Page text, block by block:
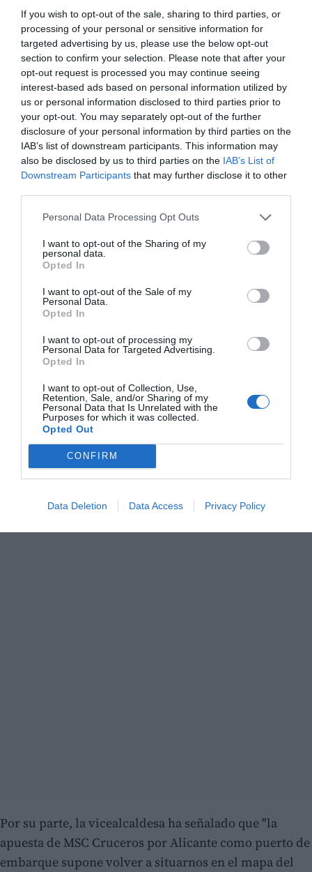
If you wish to opt-out of the sale, sharing to third parties, or
processing of your personal or sensitive information for
targeted advertising by us, please use the below opt-out
section to confirm your selection. Please note that after your
opt-out request is processed you may continue seeing
interest-based ads based on personal information utilized by
us or personal information disclosed to third parties prior to
your opt-out. You may separately opt-out of the further
disclosure of your personal information by third parties on the
IAB’s list of downstream participants. This information may
also be disclosed by us to third parties on the IAB’s List of
Downstream Participants that may further disclose it to other
Personal Data Processing Opt Outs
I want to opt-out of the Sharing of my
personal data.
Opted In
I want to opt-out of the Sale of my
Personal Data.
Opted In
I want to opt-out of processing my
Personal Data for Targeted Advertising.
Opted In
I want to opt-out of Collection, Use,
Retention, Sale, and/or Sharing of my
Personal Data that Is Unrelated with the
Purposes for which it was collected.
Opted Out
CONFIRM
Data Deletion Data Access Privacy Policy
Barcala ha calificado de "magnífica noticia para la
ciudad" la recuperación del puerto como puerto base
"por su fuerte impacto económico para todos los
sectores relacionados con el turismo de cruceros, por
la difusión internacional de la marca y la imagen de
Alicante y por el excelente servicio que presta esta
"El retorno económico para los hoteles, restauración y
comercios de la ciudad se multiplica
tiempo que los alicantinos disponemos de una oferta
de primerísimo nivel internacional para planificar
con toda comodidad nuestras vacaciones y escapadas
por el Mediterráneo", ha añadido el alcalde.
Por su parte, la vicealcaldesa ha señalado que "la
apuesta de MSC Cruceros por Alicante como puerto de
embarque supone volver a situarnos en el mapa del